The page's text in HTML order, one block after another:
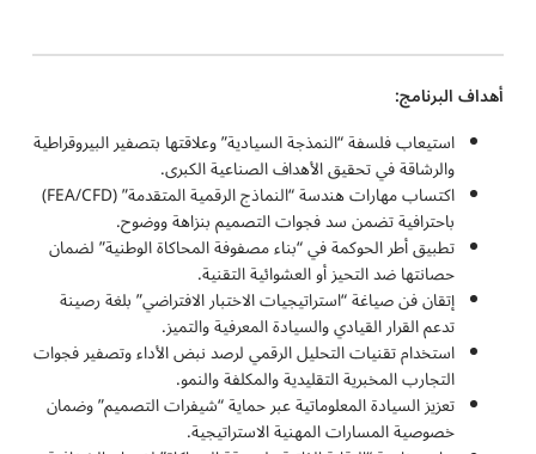
أهداف البرنامج:
استيعاب فلسفة “النمذجة السيادية” وعلاقتها بتصفير البيروقراطية
والرشاقة في تحقيق الأهداف الصناعية الكبرى.
اكتساب مهارات هندسة “النماذج الرقمية المتقدمة” (FEA/CFD)
باحترافية تضمن سد فجوات التصميم بنزاهة ووضوح.
تطبيق أطر الحوكمة في “بناء مصفوفة المحاكاة الوطنية” لضمان
حصانتها ضد التحيز أو العشوائية التقنية.
إتقان فن صياغة “استراتيجيات الاختبار الافتراضي” بلغة رصينة
تدعم القرار القيادي والسيادة المعرفية والتميز.
استخدام تقنيات التحليل الرقمي لرصد نبض الأداء وتصفير فجوات
التجارب المخبرية التقليدية والمكلفة والنمو.
تعزيز السيادة المعلوماتية عبر حماية “شيفرات التصميم” وضمان
خصوصية المسارات المهنية الاستراتيجية.